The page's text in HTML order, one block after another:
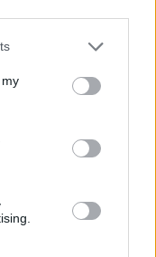
γυαλιά ηλίου
ασχολείστε με σπορ ή
στο πρόσωπο.
και να ρυθμίζετε το